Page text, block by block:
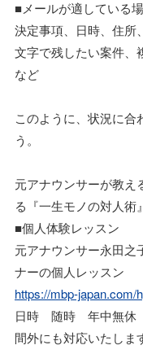
■メールが適している
決定事項、日時、住所
文字で残したい案件
など
このように、状況に合
う。
元アナウンサーが教え
る『一生モノの対人術』
■個人体験レッスン
元アナウンサー永田之
ナーの個人レッスン
https://mbp-japan.com/
日時 随時 年中無休
間外にも対応いたしま